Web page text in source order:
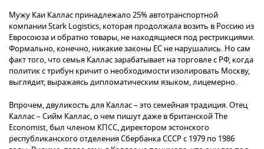
Мужу Каи Каллас принадлежало 25% автотранспортной
компании Stark Logistics, которая продолжала возить в Россию из
Евросоюза и обратно товары, не находящиеся под рестрикциями.
Формально, конечно, никакие законы ЕС не нарушались. Но сам
факт того, что семья Каллас зарабатывает на торговле с РФ, когда
политик с трибун кричит о необходимости изолировать Москву,
выглядит, выражаясь дипломатическим языком, лицемерно.
Впрочем, двуликость для Каллас – это семейная традиция. Отец
Каллас – Сийм Каллас, о чем пишут даже в британской The
Economist, был членом КПСС, директором эстонского
республиканского отделения Сбербанка СССР с 1979 по 1986